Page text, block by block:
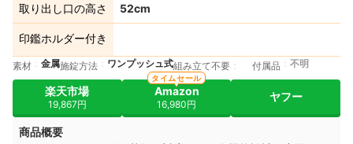
取り出し口の高さ 52cm
印鑑ホルダー付き
素材 金属施錠方法 ワンプッシュ式組み立て不要 付属品 不明
楽天市場
19,867円
Amazon
16,980円
タイムセール
ヤフー
商品概要